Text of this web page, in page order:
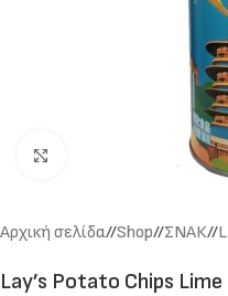
Αρχική σελίδα/ Shop/ ΣΝΑΚ/
Lay’s Potato Chips